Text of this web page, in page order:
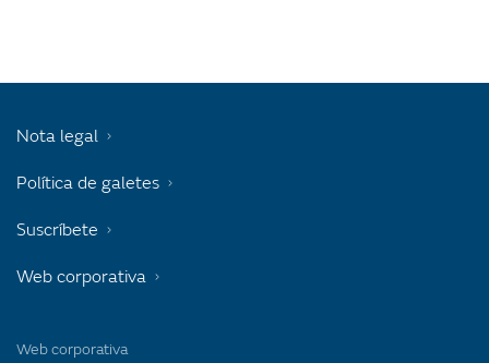
Web corporativa
Nota legal
Política de galetes
Suscríbete
Web corporativa